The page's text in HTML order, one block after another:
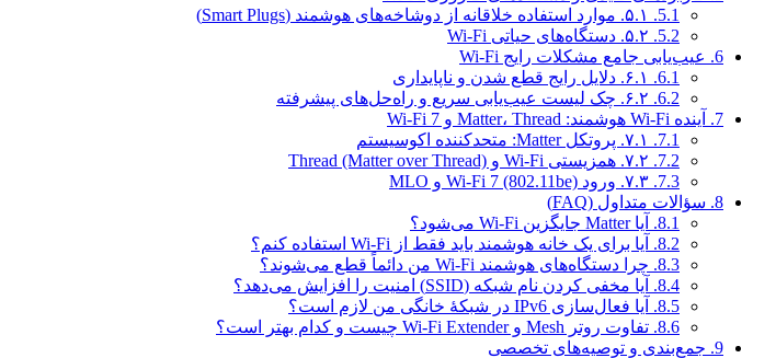
5.1.
5.2.
6. عیب‌یابی جامع مشکلات رایج Wi-Fi
6.1.
6.2.
7.
آینده Wi-Fi هوشمند: Matter، Thread و Wi-Fi 7
7.1.
7.2.
7.3.
8. سؤالات متداول (FAQ)
8.1.
آیا Matter جایگزین Wi-Fi می‌شود؟
8.2.
آیا برای یک خانه هوشمند باید فقط از Wi-Fi استفاده کنم؟
8.3. چرا دستگاه‌های هوشمند Wi-Fi من دائماً قطع می‌شوند؟
8.4.
آیا مخفی کردن نام شبکه (SSID) امنیت را افزایش می‌دهد؟
8.5.
آیا فعال‌سازی IPv6 در شبکۀ خانگی من لازم است؟
8.6. تفاوت روتر Mesh و Wi-Fi Extender چیست و کدام بهتر است؟
9. جمع‌بندی و توصیه‌های تخصصی